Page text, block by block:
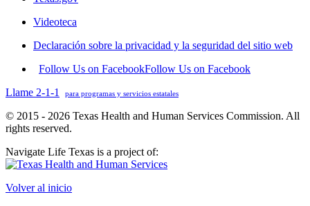
Videoteca
Declaración sobre la privacidad y la seguridad del sitio web
Follow Us on FacebookFollow Us on Facebook
Llame 2-1-1
para programas y servicios estatales
© 2015 - 2026 Texas Health and Human Services Commission. All
rights reserved.
Navigate Life Texas is a project of:
Volver al inicio